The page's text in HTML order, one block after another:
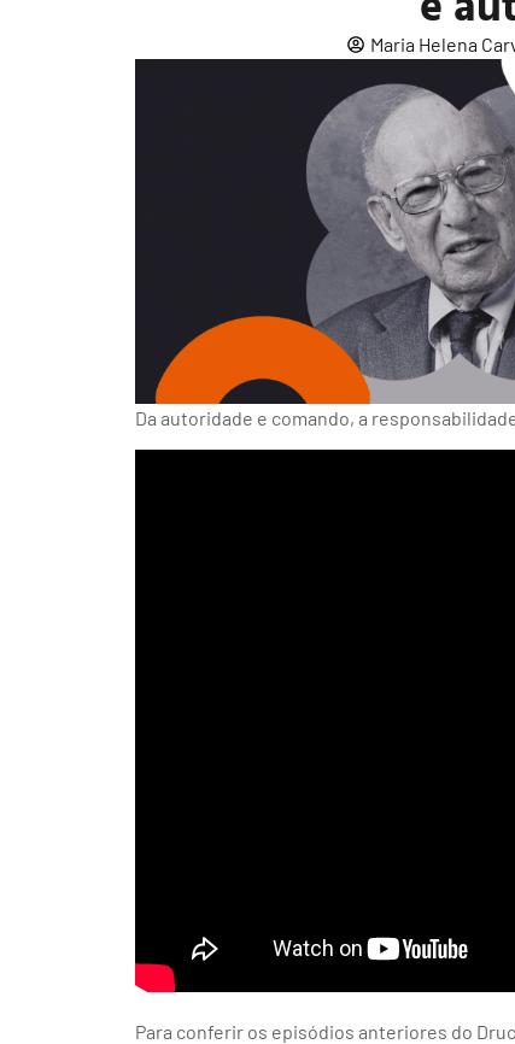
Maria Helena
Da autoridade e comando, a
Para conferir os episódios anteriores do